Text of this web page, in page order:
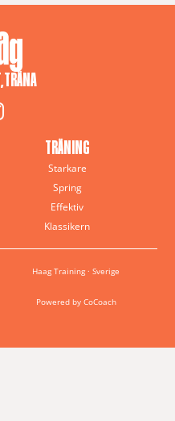
TRÄNA
TRÄNING
Starkare
Spring
Effektiv
Klassikern
Haag Training · Sverige
Powered by CoCoach